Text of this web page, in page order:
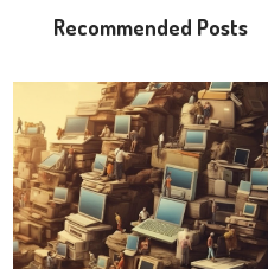
Recommended Posts